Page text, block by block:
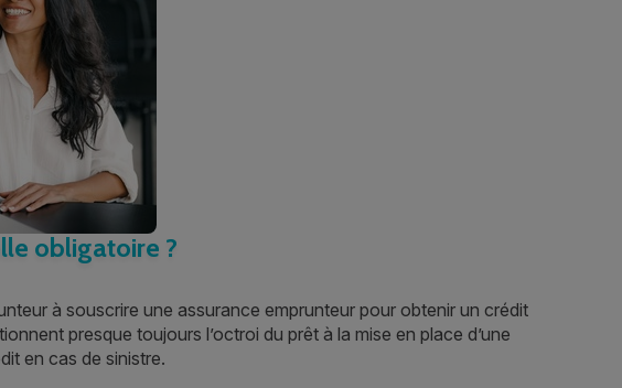
obligatoire ?
à souscrire une assurance emprunteur pour obtenir un crédit
presque toujours l’octroi du prêt à la mise en place d’une
en cas de sinistre.